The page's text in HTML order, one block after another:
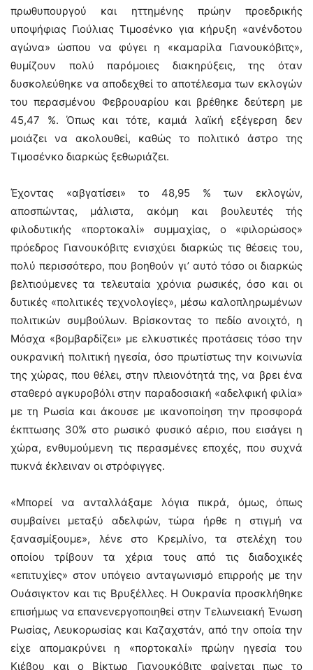
πρωθυπουργού και ηττημένης πρώην προεδρικής
υποψήφιας Γιούλιας Τιμοσένκο για κήρυξη «ανένδοτου
αγώνα» ώσπου να φύγει η «καμαρίλα Γιανουκόβιτς»,
θυμίζουν πολύ παρόμοιες διακηρύξεις, της όταν
δυσκολεύθηκε να αποδεχθεί το αποτέλεσμα των εκλογών
του περασμένου Φεβρουαρίου και βρέθηκε δεύτερη με
45,47 %. Όπως και τότε, καμιά λαϊκή εξέγερση δεν
μοιάζει να ακολουθεί, καθώς το πολιτικό άστρο της
Τιμοσένκο διαρκώς ξεθωριάζει.
Έχοντας «αβγατίσει» το 48,95 % των εκλογών,
αποσπώντας, μάλιστα, ακόμη και βουλευτές τής
φιλοδυτικής «πορτοκαλί» συμμαχίας, ο «φιλορώσος»
πρόεδρος Γιανουκόβιτς ενισχύει διαρκώς τις θέσεις του,
πολύ περισσότερο, που βοηθούν γι’ αυτό τόσο οι διαρκώς
βελτιούμενες τα τελευταία χρόνια ρωσικές, όσο και οι
δυτικές «πολιτικές τεχνολογίες», μέσω καλοπληρωμένων
πολιτικών συμβούλων. Βρίσκοντας το πεδίο ανοιχτό, η
Μόσχα «βομβαρδίζει» με ελκυστικές προτάσεις τόσο την
ουκρανική πολιτική ηγεσία, όσο πρωτίστως την κοινωνία
της χώρας, που θέλει, στην πλειονότητά της, να βρει ένα
σταθερό αγκυροβόλι στην παραδοσιακή «αδελφική φιλία»
με τη Ρωσία και άκουσε με ικανοποίηση την προσφορά
έκπτωσης 30% στο ρωσικό φυσικό αέριο, που εισάγει η
χώρα, ενθυμούμενη τις περασμένες εποχές, που συχνά
πυκνά έκλειναν οι στρόφιγγες.
«Μπορεί να ανταλλάξαμε λόγια πικρά, όμως, όπως
συμβαίνει μεταξύ αδελφών, τώρα ήρθε η στιγμή να
ξανασμίξουμε», λένε στο Κρεμλίνο, τα στελέχη του
οποίου τρίβουν τα χέρια τους από τις διαδοχικές
«επιτυχίες» στον υπόγειο ανταγωνισμό επιρροής με την
Ουάσιγκτον και τις Βρυξέλλες. Η Ουκρανία προσκλήθηκε
επισήμως να επανενεργοποιηθεί στην Τελωνειακή Ένωση
Ρωσίας, Λευκορωσίας και Καζαχστάν, από την οποία την
είχε απομακρύνει η «πορτοκαλί» πρώην ηγεσία του
Κιέβου και ο Βίκτωρ Γιανουκόβιτς φαίνεται πως το